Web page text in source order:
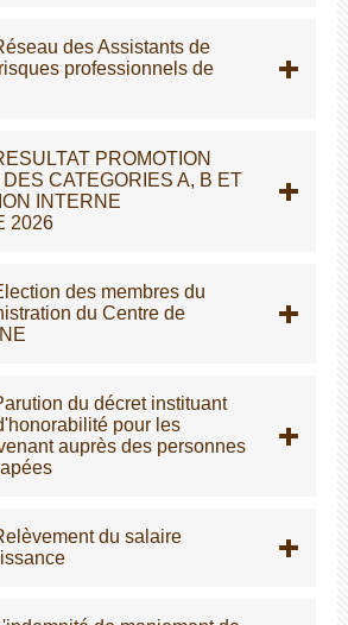
des Assistants de
professionnels de
PROMOTION
DES CATEGORIES A, B ET
INTERNE
2026
des membres du
du Centre de
du décret instituant
pour les
auprès des personnes
du salaire